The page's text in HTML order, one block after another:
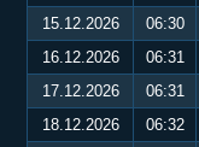
15.12.2026
06:30
16.12.2026
06:31
17.12.2026
06:31
18.12.2026
06:32